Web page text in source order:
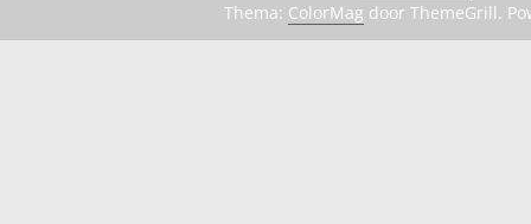
Thema: ColorMag door ThemeGrill.